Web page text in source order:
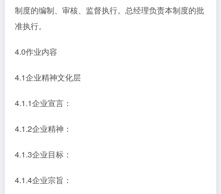
制度的编制、审核、监督执行。总经理负责本制度的批
准执行。
4.0作业内容
4.1企业精神文化层
4.1.1企业宣言：
4.1.2企业精神：
4.1.3企业目标：
4.1.4企业宗旨：